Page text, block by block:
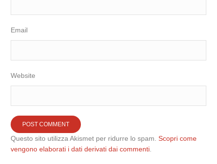
Email
Website
Questo sito utilizza Akismet per ridurre lo spam.Scopri come
vengono elaborati i dati derivati dai commenti.